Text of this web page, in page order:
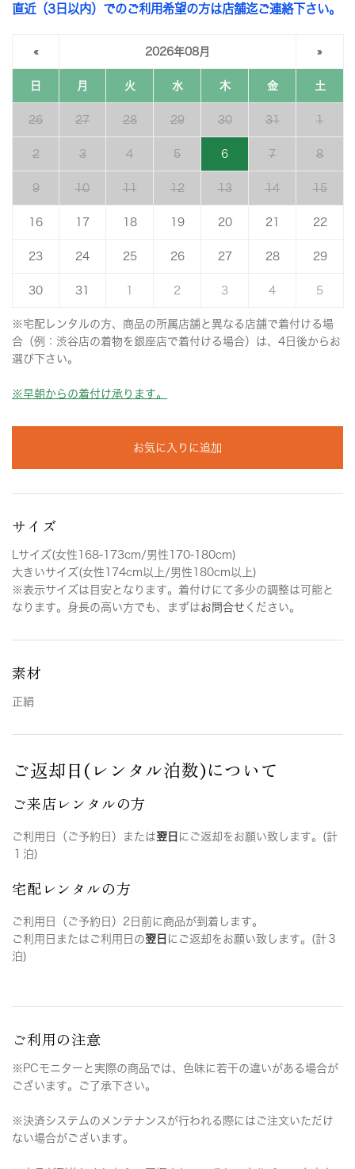
直近（3日以内）でのご利用希望の方は店舗迄ご連絡下さい。
« 2026年08月 »
日 月 火 水 木 金 土
26 27 28 29 30 31 1
2 3 4 5 6 7 8
9 10 11 12 13 14 15
16 17 18 19 20 21 22
23 24 25 26 27 28 29
30 31 2 3 4 5
※宅配レンタルの方、商品の所属店舗と異なる店舗で着付ける場
合（例：渋谷店の着物を銀座店で着付ける場合）は、4日後からお
選び下さい。
※早朝からの着付け承ります。
お気に入りに追加
サイズ
Lサイズ(女性168-173cm/男性170-180cm)
大きいサイズ(女性174cm以上/男性180cm以上)
※表示サイズは目安となります。着付けにて多少の調整は可能と
なります。身長の高い方でも、まずはお問合せ ください。
素材
正絹
ご返却日(レンタル泊数)について
ご来店レンタルの方
ご利用日（ご予約日）または翌日 にご返却をお願い致します。(計
１泊)
宅配レンタルの方
ご利用日（ご予約日）2日前に商品が到着します。
ご利用日またはご利用日の翌日 にご返却をお願い致します。(計３
泊)
ご利用の注意
※PCモニターと実際の商品では、色味に若干の違いがある場合が
ございます。ご了承下さい。
※決済システムのメンテナンスが行われる際にはご注文いただけ
ない場合がございます。